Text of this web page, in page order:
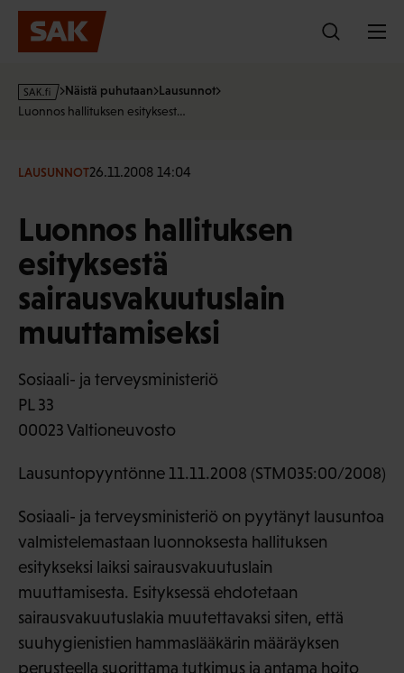
Hyppää
sisältöön
s
a
f
Näistä puhutaan Lausunnot
Luonnos hallituksen esityksest…
LAUSUNNOT26.11.2008 14:04
Luonnos hallituksen
esityksestä
sairausvakuutuslain
muuttamiseksi
Sosiaali- ja terveysministeriö
PL 33
00023 Valtioneuvosto
Lausuntopyyntönne 11.11.2008 (STM035:00/2008)
Sosiaali- ja terveysministeriö on pyytänyt lausuntoa
valmistelemastaan luonnoksesta hallituksen
esitykseksi laiksi sairausvakuutuslain
muuttamisesta. Esityksessä ehdotetaan
sairausvakuutuslakia muutettavaksi siten, että
suuhygienistien hammaslääkärin määräyksen
perusteella suorittama tutkimus ja antama hoito